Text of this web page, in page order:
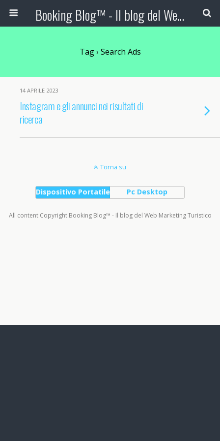
Booking Blog™ - Il blog del Web Marketing Turistico
Tag › Search Ads
14 APRILE 2023
Instagram e gli annunci nei risultati di
ricerca
Torna su
Dispositivo Portatile Pc Desktop
All content Copyright Booking Blog™ - Il blog del Web Marketing Turistico